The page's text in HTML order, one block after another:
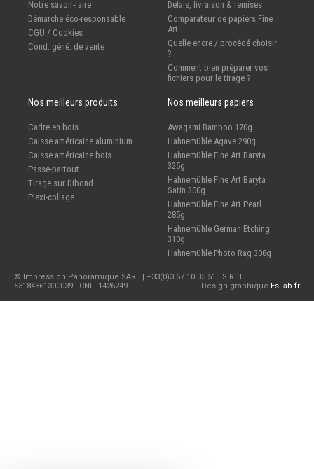
Notre savoir-faire
Démarche éco-responsable
CGU / Cookies
Cond. géné. de vente
Délais, livraison & remises
Comparateur de papiers Fine
Art
Quelle encre / procédé choisir
?
Comment bien préparer vos
fichiers pour le tirage ?
Nos meilleurs produits
Cadre en bois
Caisse américaine aluminium
Caisse américaine bois
Passe-partout
Tirage sur Dibond
Plexi-collage
Nos meilleurs papiers
Awagami Bamboo 170g
Hahnemühle Agave 290g
Hahnemühle Fine Art Baryta
325g
Hahnemühle Fine Art Baryta
Satin 300g
Hahnemühle Fine Art Pearl
285g
Hahnemühle German Etching
310g
Hahnemühle Photo Rag 308g
© Impression Panoramique SARL | +33(0)3 67 10 35 51 | SIRET
53184361300039 | CNIL 1426249
Design graphique Esilab.fr